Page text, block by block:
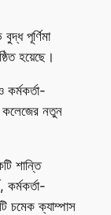
পূর্ণিমা
হয়েছে।
কলেজের নতুন
শান্তি
কর্মকর্তা-
চমেক ক্যাম্পাস